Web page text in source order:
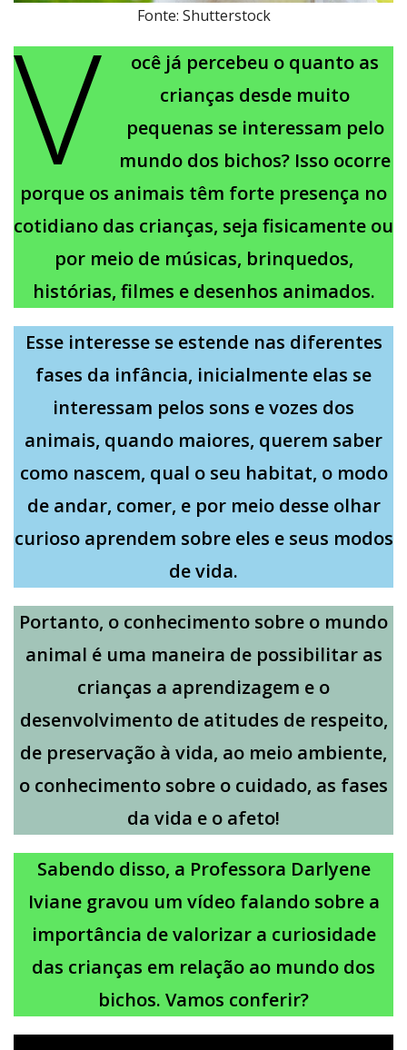
Fonte: Shutterstock
V
ocê já percebeu o quanto as
crianças desde muito
pequenas se interessam pelo
mundo dos bichos? Isso ocorre
porque os animais têm forte presença no
cotidiano das crianças, seja fisicamente ou
por meio de músicas, brinquedos,
histórias, filmes e desenhos animados.
Esse interesse se estende nas diferentes
fases da infância, inicialmente elas se
interessam pelos sons e vozes dos
animais, quando maiores, querem saber
como nascem, qual o seu habitat, o modo
de andar, comer, e por meio desse olhar
curioso aprendem sobre eles e seus modos
de vida.
Portanto, o conhecimento sobre o mundo
animal é uma maneira de possibilitar as
crianças a aprendizagem e o
desenvolvimento de atitudes de respeito,
de preservação à vida, ao meio ambiente,
o conhecimento sobre o cuidado, as fases
da vida e o afeto!
Sabendo disso, a Professora Darlyene
Iviane gravou um vídeo falando sobre a
importância de valorizar a curiosidade
das crianças em relação ao mundo dos
bichos. Vamos conferir?